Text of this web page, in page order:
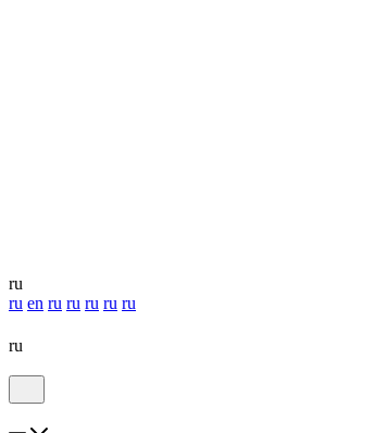
ru
ru en ru ru ru ru ru
ru